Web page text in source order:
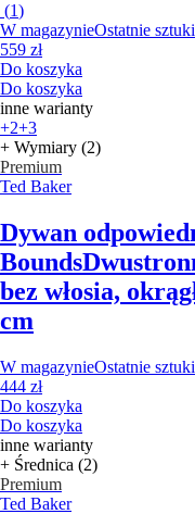
(1)
W magazynieOstatnie sztuki
559 zł
Do koszyka
Do koszyka
inne warianty
+2+3
+ Wymiary (2)
Premium
Ted Baker
Dywan
Bounds
bez włosia,
cm
W magazynieOstatnie sztuki
444 zł
Do koszyka
Do koszyka
inne warianty
+ Średnica (2)
Premium
Ted Baker